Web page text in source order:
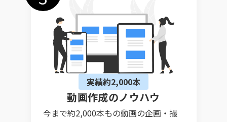
実績約2,000本
動画作成のノウハウ
今まで約2,000本もの動画の企画・撮